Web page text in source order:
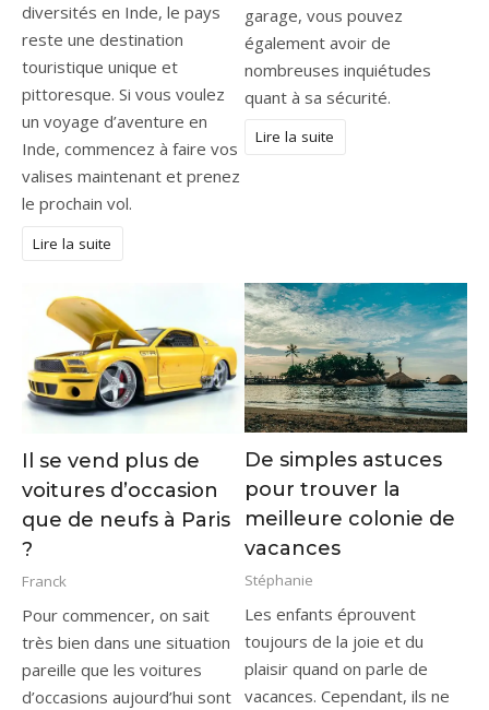
diversités en Inde, le pays
reste une destination
touristique unique et
pittoresque. Si vous voulez
un voyage d’aventure en
Inde, commencez à faire vos
valises maintenant et prenez
le prochain vol.
Lire la suite
garage, vous pouvez
également avoir de
nombreuses inquiétudes
quant à sa sécurité.
Lire la suite
Il se vend plus de
voitures d’occasion
que de neufs à Paris
?
Franck
Pour commencer, on sait
très bien dans une situation
pareille que les voitures
d’occasions aujourd’hui sont
De simples astuces
pour trouver la
meilleure colonie de
vacances
Stéphanie
Les enfants éprouvent
toujours de la joie et du
plaisir quand on parle de
vacances. Cependant, ils ne